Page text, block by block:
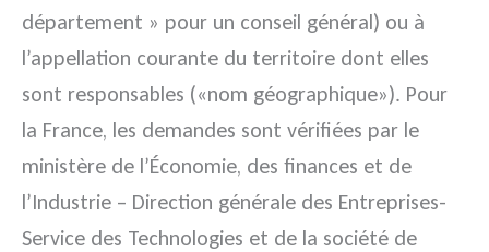
département » pour un conseil général) ou à
l’appellation courante du territoire dont elles
sont responsables («nom géographique»). Pour
la France, les demandes sont vérifiées par le
ministère de l’Économie, des finances et de
l’Industrie – Direction générale des Entreprises-
Service des Technologies et de la société de